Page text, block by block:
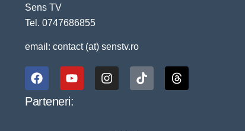
Sens TV
Tel. 0747686855
email: contact (at) senstv.ro
Parteneri: